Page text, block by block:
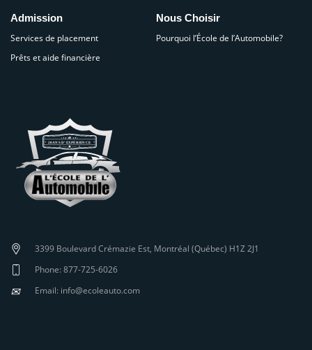
3399 Boulevard Crémazie Est, Montréal (Québec) H1Z 2J1
Phone: 877-725-6026
✉ Email: info@ecoleauto.com
Admission
Services de placement
Prêts et aide financière
Nous Choisir
Pourquoi l’École de l’Automobile?